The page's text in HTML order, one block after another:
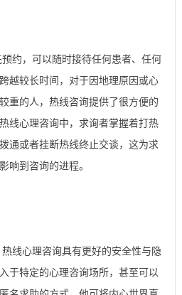
，可以随时接待任何患者、任何
越较长时间，对于因地理原因或心
重的人，热线咨询提供了很方便的
线心理咨询中，求询者掌握着打热
通或者挂断热线终止交谈，这为求
响到咨询的进程。
心理咨询具有更好的安全性与隐
于特定的心理咨询场所，甚至可以